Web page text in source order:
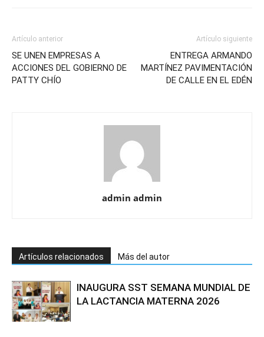
Artículo anterior
SE UNEN EMPRESAS A
ACCIONES DEL GOBIERNO DE
PATTY CHÍO
Artículo siguiente
ENTREGA ARMANDO
MARTÍNEZ PAVIMENTACIÓN
DE CALLE EN EL EDÉN
admin admin
Artículos relacionados Más del autor
INAUGURA SST SEMANA MUNDIAL DE
LA LACTANCIA MATERNA 2026